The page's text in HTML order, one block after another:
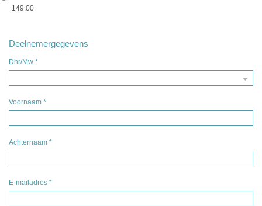
149,00
Deelnemergegevens
Dhr/Mw *
Voornaam *
Achternaam *
E-mailadres *